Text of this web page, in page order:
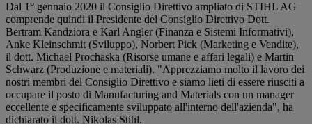
Dal 1° gennaio 2020 il Consiglio Direttivo ampliato di STIHL AG
comprende quindi il Presidente del Consiglio Direttivo Dott.
Bertram Kandziora e Karl Angler (Finanza e Sistemi Informativi),
Anke Kleinschmit (Sviluppo), Norbert Pick (Marketing e Vendite),
il dott. Michael Prochaska (Risorse umane e affari legali) e Martin
Schwarz (Produzione e materiali). "Apprezziamo molto il lavoro dei
nostri membri del Consiglio Direttivo e siamo lieti di essere riusciti a
occupare il posto di Manufacturing and Materials con un manager
eccellente e specificamente sviluppato all'interno dell'azienda", ha
dichiarato il dott. Nikolas Stihl.